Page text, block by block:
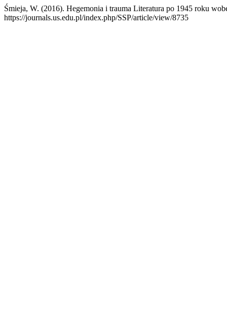
Śmieja, W. (2016). Hegemonia i trauma Literatura po 1945 roku
https://journals.us.edu.pl/index.php/SSP/article/view/8735